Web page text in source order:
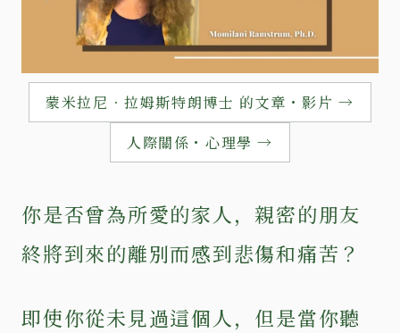
蒙米拉尼‧拉姆斯特朗博士 的文章・影片 →
人際關係・心理學 →
你是否曾為所愛的家人，親密的朋友
終將到來的離別而感到悲傷和痛苦？
即使你從未見過這個人，但是當你聽